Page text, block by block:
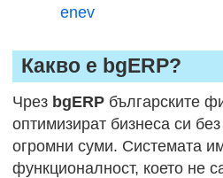
enev
Какво е bgERP?
Чрез bgERPбългарските
оптимизират бизнеса си
огромни суми. Системата
функционалност, което не